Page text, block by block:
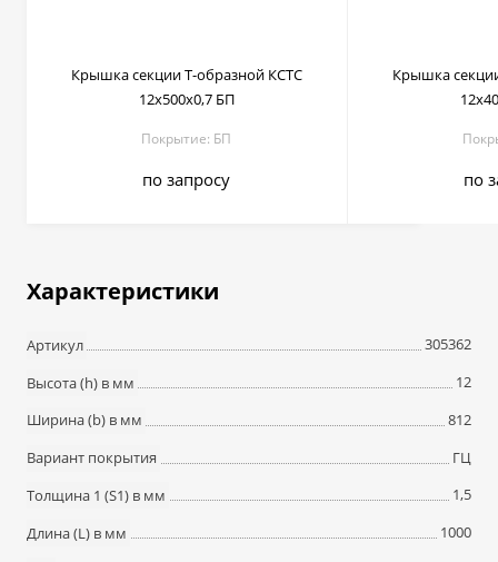
Крышка секции T-образной КСТС
12х500х0,7 БП
Покрытие: БП
по запросу
Крышка
по
Характеристики
Артикул
305362
Высота (h) в мм
12
Ширина (b) в мм
812
Вариант покрытия
ГЦ
Толщина 1 (S1) в мм
1,5
Длина (L) в мм
1000